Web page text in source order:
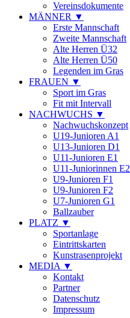
Vereinsdokumente
MÄNNER ▼
Erste Mannschaft
Zweite Mannschaft
Alte Herren Ü32
Alte Herren Ü50
Legenden im Gras
FRAUEN ▼
Sport im Gras
Fit mit Intervall
NACHWUCHS ▼
Nachwuchskonzept
U19-Junioren A1
U13-Junioren D1
U11-Junioren E1
U11-Juniorinnen E2
U9-Junioren F1
U9-Junioren F2
U7-Junioren G1
Ballzauber
PLATZ ▼
Sportanlage
Eintrittskarten
Kunstrasenprojekt
MEDIA ▼
Kontakt
Partner
Datenschutz
Impressum